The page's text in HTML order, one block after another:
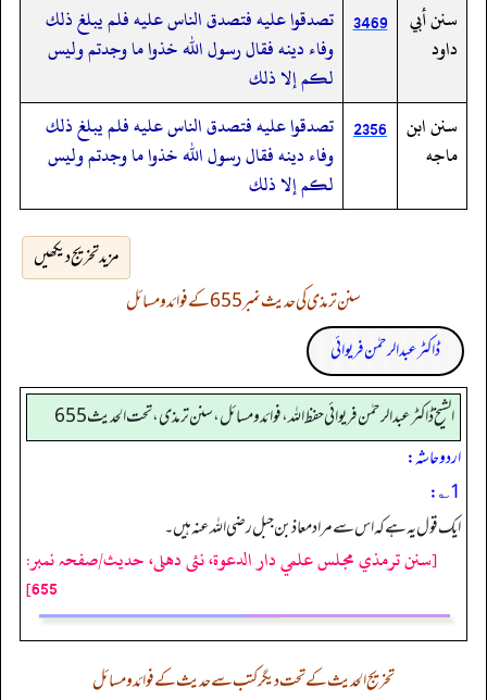
سنن أبي
داود
3469 تصدقوا عليه فتصدق الناس عليه فلم يبلغ ذلك
وفاء دينه فقال رسول الله خذوا ما وجدتم وليس
لكم إلا ذلك
سنن ابن
ماجه
2356 تصدقوا عليه فتصدق الناس عليه فلم يبلغ ذلك
وفاء دينه فقال رسول الله خذوا ما وجدتم وليس
لكم إلا ذلك
مزید تخریج دیکھیں
سنن ترمذی کی حدیث نمبر 655 کے فوائد و مسائل
ڈاکٹر عبدالرحمٰن فریوائی
الشیخ ڈاکٹر عبد الرحمٰن فریوائی حفظ اللہ، فوائد و مسائل، سنن ترمذی، تحت الحديث 655
اردو حاشہ:
1؎:
ایک قول یہ ہے کہ اس سے مراد معاذ بن جبل رضی اللہ عنہ ہیں۔
[سنن ترمذي مجلس علمي دار الدعوة، نئى دهلى، حدیث/صفحہ نمبر:
655]
تخریج الحدیث کے تحت دیگر کتب سے حدیث کے فوائد و مسائل